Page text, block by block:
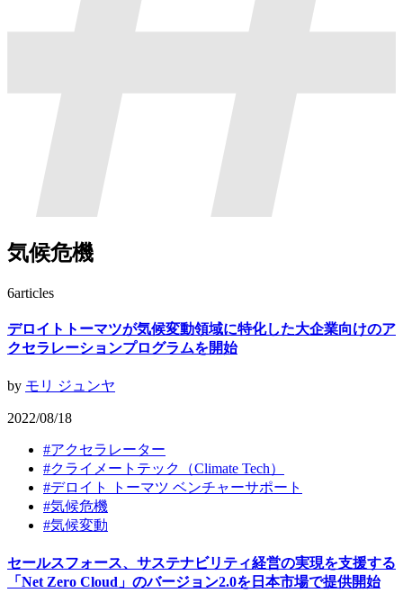
気候危機
6articles
デロイトトーマツが気候変動領域に特化した大企業向けのア
クセラレーションプログラムを開始
by モリ ジュンヤ
2022/08/18
#アクセラレーター
#クライメートテック（Climate Tech）
#デロイト トーマツ ベンチャーサポート
#気候危機
#気候変動
セールスフォース、サステナビリティ経営の実現を支援する
「Net Zero Cloud」のバージョン2.0を日本市場で提供開始